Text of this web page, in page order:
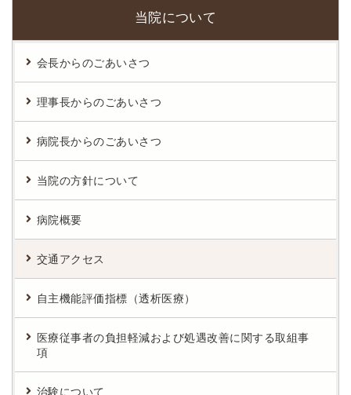
当院について
会長からのごあいさつ
理事長からのごあいさつ
病院長からのごあいさつ
当院の方針について
病院概要
交通アクセス
自主機能評価指標（透析医療）
医療従事者の負担軽減および処遇改善に関する取組事
項
治験について